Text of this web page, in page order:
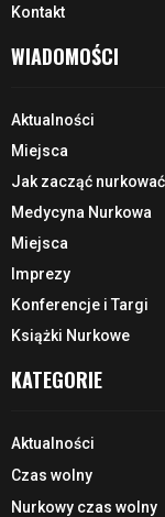
Kontakt
WIADOMOŚCI
Aktualności
Miejsca
Jak zacząć nurkować
Medycyna Nurkowa
Miejsca
Imprezy
Konferencje i Targi
Książki Nurkowe
KATEGORIE
Aktualności
Czas wolny
Nurkowy czas wolny